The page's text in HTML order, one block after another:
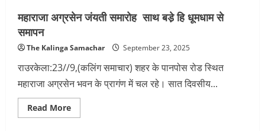
में
तीन
महाराजा अग्रसेन जंयती समारोह साथ बडे़ हि धूमधाम से
समापन
The Kalinga Samachar September 23, 2025
राउरकेला:23//9,(कलिंग समाचार) शहर के पानपोस रोड स्थित
महाराजा अग्रसेन भवन के प्रागंण में चल रहे। सात दिवसीय...
Read MoreRead
more